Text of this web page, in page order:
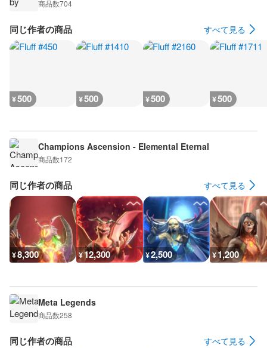
商品数704
同じ作者の商品 すべて見る
¥500 ¥500 ¥500 ¥500
Champions Ascension - Elemental Eternal
商品数172
同じ作者の商品 すべて見る
¥8,300 ¥12,300 ¥2,500 ¥1,200
Meta Legends
商品数258
同じ作者の商品 すべて見る